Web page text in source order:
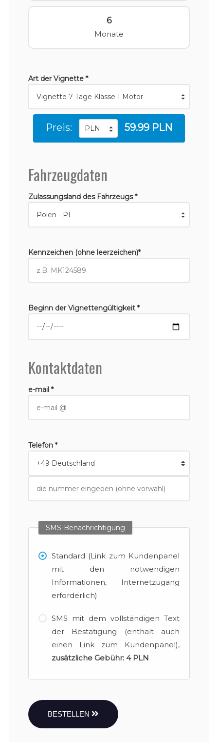
6
Monate
Art der Vignette *
Preis: 59.99 PLN
Fahrzeugdaten
Zulassungsland des Fahrzeugs *
Kennzeichen (ohne leerzeichen)*
Beginn der Vignettengültigkeit *
Kontaktdaten
e-mail *
Telefon *
SMS-Benachrichtigung
Standard (Link zum Kundenpanel
mit den notwendigen
Informationen, Internetzugang
erforderlich)
SMS mit dem vollständigen Text
der Bestätigung (enthält auch
einen Link zum Kundenpanel),
zusätzliche Gebühr: 4 PLN
BESTELLEN